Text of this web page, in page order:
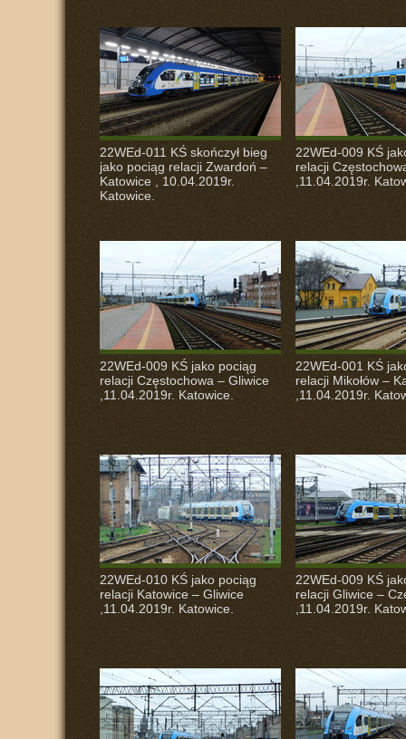
22WEd-011 KŚ skończył bieg
jako pociąg relacji Zwardoń –
Katowice , 10.04.2019r.
Katowice.
22WEd-009 KŚ
relacji
,11.04.2019r.
22WEd-009 KŚ jako pociąg
relacji Częstochowa – Gliwice
,11.04.2019r. Katowice.
22WEd-001 KŚ
relacji Mikołów –
,11.04.2019r.
22WEd-010 KŚ jako pociąg
relacji Katowice – Gliwice
,11.04.2019r. Katowice.
22WEd-009 KŚ
relacji Gliwice –
,11.04.2019r.